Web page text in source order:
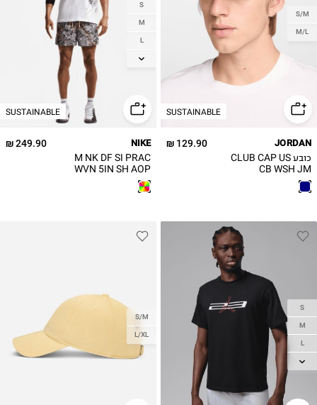
SUSTAINABLE
S/M
M/L
129.90 ₪ JORDAN
כובע CLUB CAP US
CB WSH JM
SUSTAINABLE
S
M
L
XL
249.90 ₪ NIKE
M NK DF SI PRAC
WVN 5IN SH AOP
מכנסיים קצרים
S
M
L
XL
S/M
L/XL